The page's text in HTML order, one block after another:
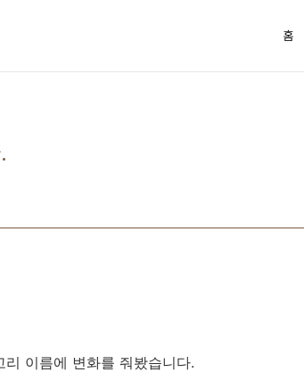
홈
이름에 변화를 줘봤습니다.